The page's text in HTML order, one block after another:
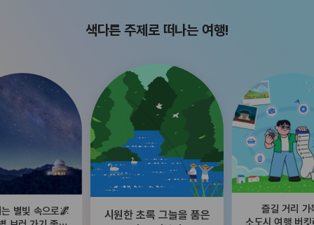
색다른 주제로 떠나는 여행!
별빛 속으로🌌
시원한 초록 그늘을 품은
즐길 거리 가
소도시 여행 버킷